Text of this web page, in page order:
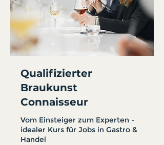
Qualifizierter
Braukunst
Connaisseur
Vom Einsteiger zum Experten -
idealer Kurs für Jobs in Gastro &
Handel